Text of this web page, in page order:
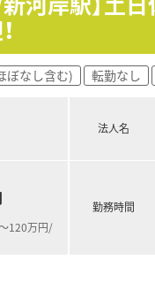
として勤務する場合
し、各店舗のニーズ
剤分包機を導入し、
おり、希望者は研
ぼなし含む) 転勤なし
120万円/
法人名
勤務時間